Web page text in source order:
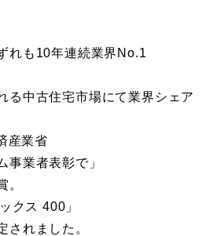
れも10年連続業界No.1
る中古住宅市場にて業界シェア
産業省
事業者表彰で」
。
クス 400」
されました。